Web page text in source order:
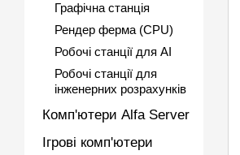
Графічна станція
Рендер ферма (CPU)
Робочі станції для AI
Робочі станції для
інженерних розрахунків
Комп'ютери Alfa Server
Ігрові комп'ютери